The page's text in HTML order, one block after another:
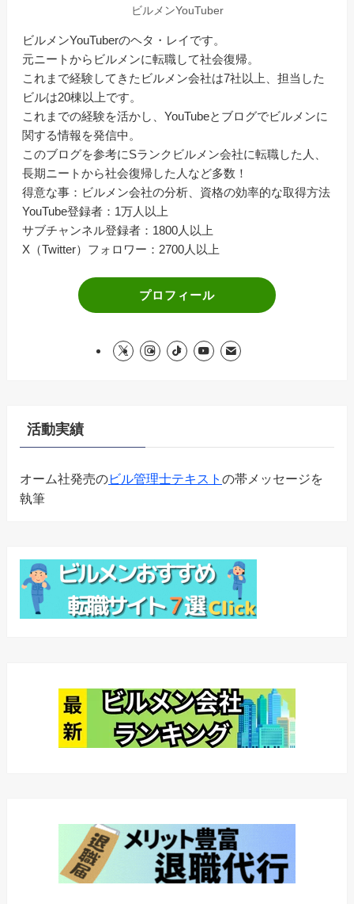
ビルメンYouTuber
ビルメンYouTuberのヘタ・レイです。
元ニートからビルメンに転職して社会復帰。
これまで経験してきたビルメン会社は7社以上、担当した
ビルは20棟以上です。
これまでの経験を活かし、YouTubeとブログでビルメンに
関する情報を発信中。
このブログを参考にSランクビルメン会社に転職した人、
長期ニートから社会復帰した人など多数！
得意な事：ビルメン会社の分析、資格の効率的な取得方法
YouTube登録者：1万人以上
サブチャンネル登録者：1800人以上
X（Twitter）フォロワー：2700人以上
プロフィール
活動実績
オーム社発売のビル管理士テキスト の帯メッセージを
執筆